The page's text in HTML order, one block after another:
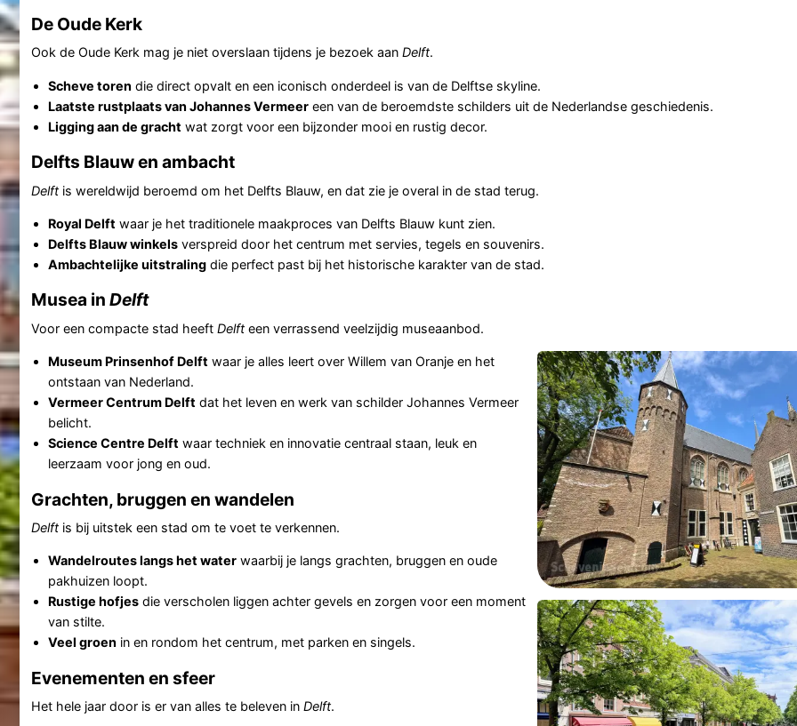
De Oude Kerk
Ook de Oude Kerk mag je niet overslaan tijdens je bezoek aan Delft.
Scheve toren die direct opvalt en een iconisch onderdeel is van de Delftse skyline.
Laatste rustplaats van Johannes Vermeereen van de beroemdste schilders uit de Nederlandse geschiedenis.
Ligging aan de gracht wat zorgt voor een bijzonder mooi en rustig decor.
Delfts Blauw en ambacht
Delftis wereldwijd beroemd om het Delfts Blauw, en dat zie je overal in de stad terug.
Royal Delft waar je het traditionele maakproces van Delfts Blauw kunt zien.
Delfts Blauw winkelsverspreid door het centrum met servies, tegels en souvenirs.
Ambachtelijke uitstralingdie perfect past bij het historische karakter van de stad.
Musea in Delft
Voor een compacte stad heeft Delfteen verrassend veelzijdig museaanbod.
Museum Prinsenhof Delft waar je alles leert over Willem van Oranje en het
ontstaan van Nederland.
Vermeer Centrum Delft dat het leven en werk van schilder Johannes Vermeer
belicht.
Science Centre Delft waar techniek en innovatie centraal staan, leuk en
leerzaam voor jong en oud.
Grachten, bruggen en wandelen
Delftis bij uitstek een stad om te voet te verkennen.
Wandelroutes langs het waterwaarbij je langs grachten, bruggen en oude
pakhuizen loopt.
Rustige hofjesdie verscholen liggen achter gevels en zorgen voor een moment
van stilte.
Veel groen in en rondom het centrum, met parken en singels.
Evenementen en sfeer
Het hele jaar door is er van alles te beleven in Delft.